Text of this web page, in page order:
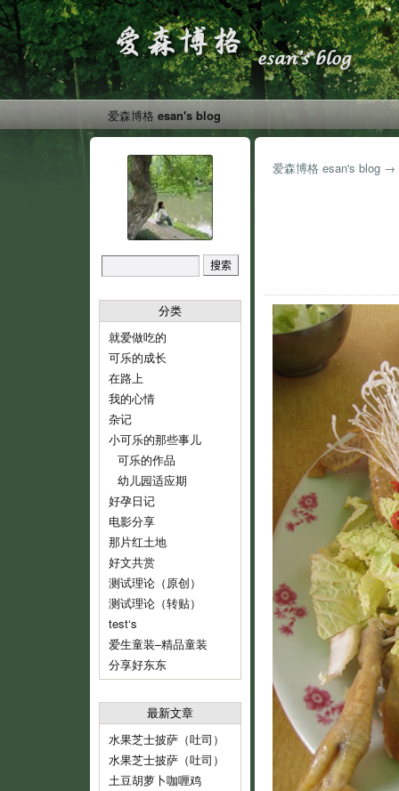
爱森博格 esan's blog
分类
就爱做吃的
可乐的成长
在路上
我的心情
杂记
小可乐的那些事儿
可乐的作品
幼儿园适应期
好孕日记
电影分享
那片红土地
好文共赏
测试理论（原创）
测试理论（转贴）
test‘s
爱生童装–精品童装
分享好东东
最新文章
水果芝士披萨（吐司）
水果芝士披萨（吐司）
土豆胡萝卜咖喱鸡
爱森博格 esan's blog →